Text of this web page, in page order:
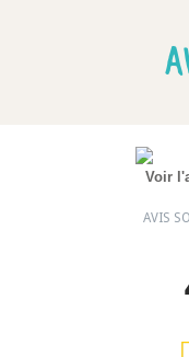
Voir
AVIS